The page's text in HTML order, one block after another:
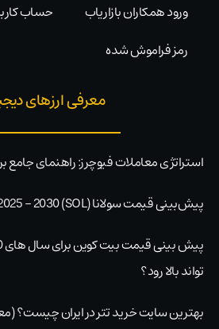
ورود همکاران بازاریاب
حساب
رمز فراموش شده
معرفی ارزهای
استراتژی معاملات فیوچرز: راهنمای جامع
پیش‌بینی قیمت سولانا (SOL) 2025 – 2030 | آینده ارز دیجیتال سولانا
تواند بالا رود؟
بهترین سایت خرید تتر در ایران چیست؟ (معرفی